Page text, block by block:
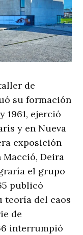
de
su formación
1961, ejerció
y en Nueva
exposición
Deira
el grupo
publicó
teoría del caos
de
interrumpió